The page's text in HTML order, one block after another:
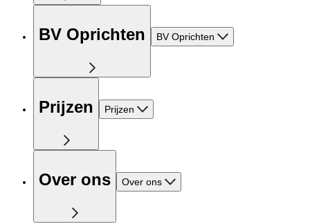
BV Oprichten BV Oprichten
Prijzen Prijzen
Over ons Over ons